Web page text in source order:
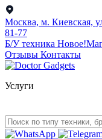
Москва, м. Киевская,
81-77
Б/У техникa Новое!
Отзывы Контакты
Услуги